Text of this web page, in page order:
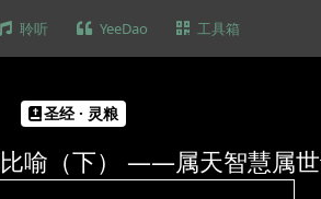
聆听 YeeDao 工具箱
圣经 · 灵粮
喻（下） ——属天智慧属